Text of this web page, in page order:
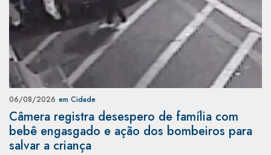
06/08/2026 em Cidade
Câmera registra desespero de família com
bebê engasgado e ação dos bombeiros para
salvar a criança